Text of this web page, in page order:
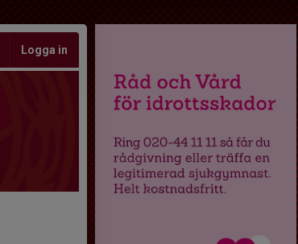
Logga in